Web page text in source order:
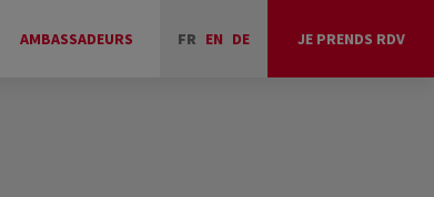
AMBASSADEURS FR EN DE JE PRENDS RDV